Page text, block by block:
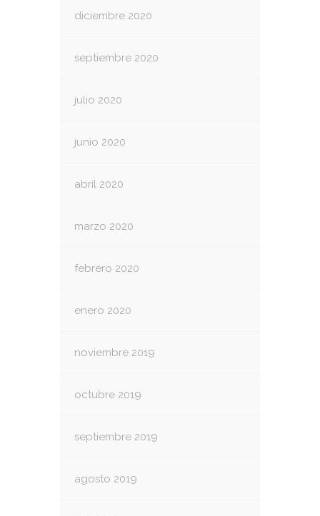
diciembre 2020
septiembre 2020
julio 2020
junio 2020
abril 2020
marzo 2020
febrero 2020
enero 2020
noviembre 2019
octubre 2019
septiembre 2019
agosto 2019